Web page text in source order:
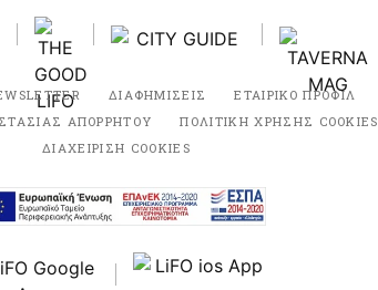
ΔΙΑΦΗΜΙΣΕΙΣ ΕΤΑΙΡΙΚΟ ΠΡΟΦΙΛ
ΑΠΟΡΡΗΤΟΥ
ΠΟΛΙΤΙΚΗ ΧΡΗΣΗΣ COOKIES
ΔΙΑΧΕΙΡΙΣΗ COOKIES